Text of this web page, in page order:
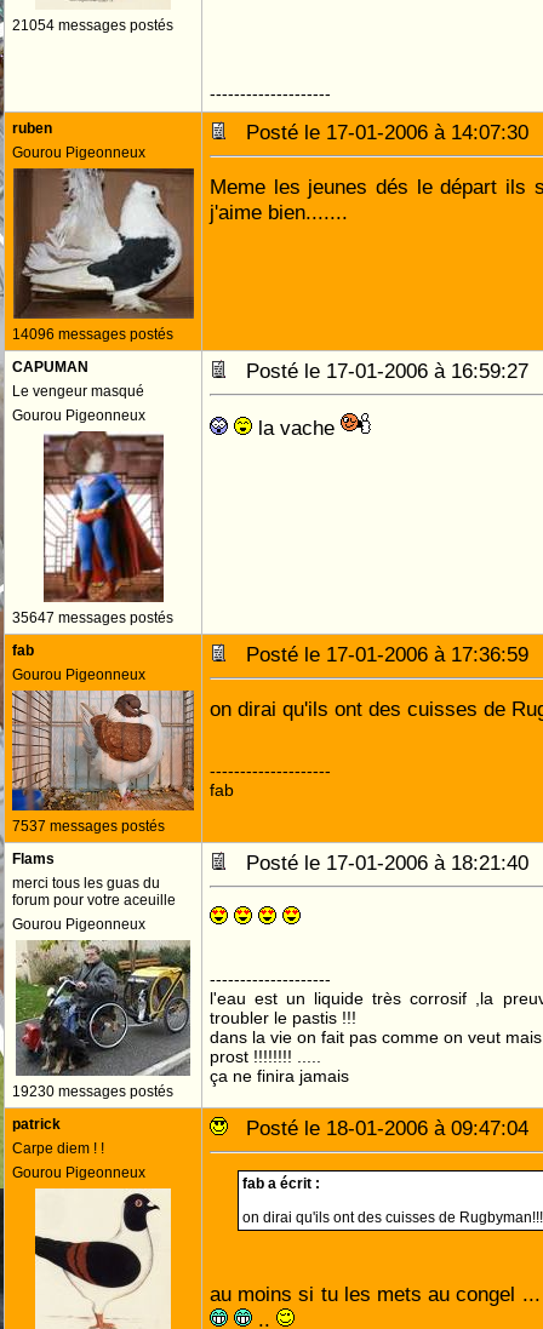
21054 messages postés
--------------------
ruben
Gourou Pigeonneux
14096 messages postés
Posté le 17-01-2006 à
Meme les jeunes dés le départ ils
j'aime bien.......
CAPUMAN
Le vengeur masqué
Gourou Pigeonneux
35647 messages postés
Posté le 17-01-2006 à
la vache
fab
Gourou Pigeonneux
7537 messages postés
Posté le 17-01-2006 à
on dirai qu'ils ont des cuisses de
--------------------
fab
Flams
merci tous les guas du
forum pour votre aceuille
Gourou Pigeonneux
19230 messages postés
Posté le 17-01-2006 à
--------------------
l'eau est un liquide très corrosif ,la
troubler le pastis !!!
dans la vie on fait pas comme on veut
prost !!!!!!!! .....
ça ne finira jamais
patrick
Carpe diem ! !
Gourou Pigeonneux
Posté le 18-01-2006 à
fab a écrit :
on dirai qu'ils ont des cuisses de
au moins si tu les mets au congel
..